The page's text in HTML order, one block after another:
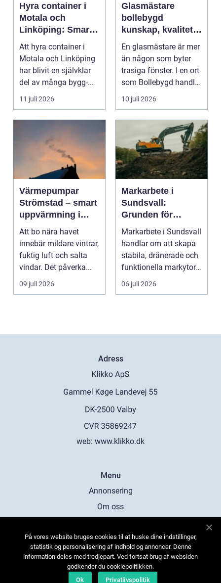
Hyra container i
Motala och
Linköping: Smart
avfallshantering
för projekt i alla
storlekar
Att hyra container i
Motala och Linköping
har blivit en självklar
del av många bygg-...
11 juli 2026
Glasmästare
bollebygd
kunskap, kvalitet
och smarta
glaslösningar
En glasmästare är mer
än någon som byter
trasiga fönster. I en ort
som Bollebygd handlar
yrket lika ...
10 juli 2026
Värmepumpar
Strömstad – smart
uppvärmning i
kustklimat
Att bo nära havet
innebär mildare vintrar,
fuktig luft och salta
vindar. Det påverka...
09 juli 2026
Markarbete i
Sundsvall:
Grunden för
hållbara hus,
vägar och tomter
Markarbete i Sundsvall
handlar om att skapa
stabila, dränerade och
funktionella markytor
som kl...
06 juli 2026
Adress
web: www.klikko.dk
Menu
Annonsering
Om oss
Kontakta oss
Sitemap
På vores website bruges cookies til at huske dine indstillinger,
statistik og personalisering af indhold og annoncer. Denne
information deles med tredjepart. Ved fortsat brug af websiden
godkender du cookiepolitikken.
Ok
Privatlivspolitik